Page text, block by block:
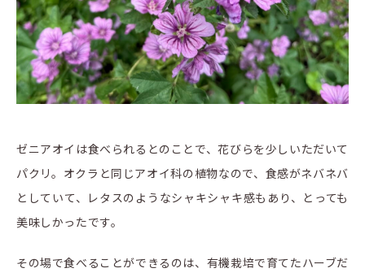
ゼニアオイは食べられるとのことで、花びらを少しいただいて
パクリ。オクラと同じアオイ科の植物なので、食感がネバネバ
としていて、レタスのようなシャキシャキ感もあり、とっても
美味しかったです。
その場で食べることができるのは、有機栽培で育てたハーブだ